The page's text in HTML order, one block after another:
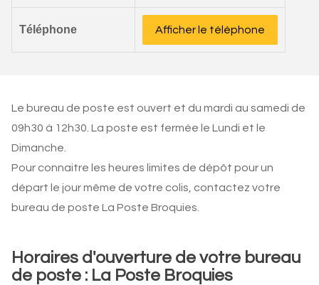
Téléphone Afficher le téléphone
Le bureau de poste est ouvert et du mardi au samedi de
09h30 à 12h30. La poste est fermée le Lundi et le
Dimanche.
Pour connaitre les heures limites de dépôt pour un
départ le jour même de votre colis, contactez votre
bureau de poste La Poste Broquies.
Horaires d'ouverture de votre bureau
de poste : La Poste Broquies